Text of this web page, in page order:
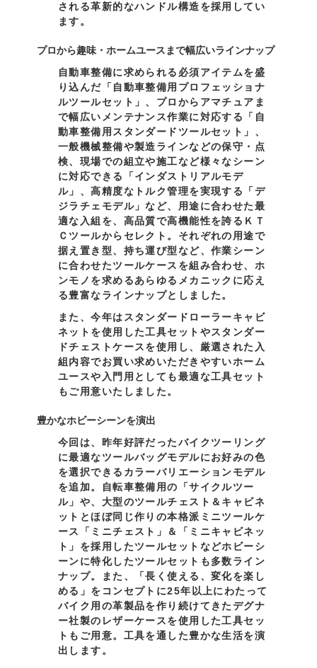
される革新的なハンドル構造を採用してい
ます。
プロから趣味・ホームユースまで幅広いラインナップ
自動車整備に求められる必須アイテムを盛
り込んだ「自動車整備用プロフェッショナ
ルツールセット」、プロからアマチュアま
で幅広いメンテナンス作業に対応する「自
動車整備用スタンダードツールセット」、
一般機械整備や製造ラインなどの保守・点
検、現場での組立や施工など様々なシーン
に対応できる「インダストリアルモデ
ル」、高精度なトルク管理を実現する「デ
ジラチェモデル」など、用途に合わせた最
適な入組を、高品質で高機能性を誇るＫＴ
Ｃツールからセレクト。それぞれの用途で
据え置き型、持ち運び型など、作業シーン
に合わせたツールケースを組み合わせ、ホ
ンモノを求めるあらゆるメカニックに応え
る豊富なラインナップとしました。
また、今年はスタンダードローラーキャビ
ネットを使用した工具セットやスタンダー
ドチェストケースを使用し、厳選された入
組内容でお買い求めいただきやすいホーム
ユースや入門用としても最適な工具セット
もご用意いたしました。
豊かなホビーシーンを演出
今回は、昨年好評だったバイクツーリング
に最適なツールバッグモデルにお好みの色
を選択できるカラーバリエーションモデル
を追加。自転車整備用の「サイクルツー
ル」や、大型のツールチェスト＆キャビネ
ットとほぼ同じ作りの本格派ミニツールケ
ース「ミニチェスト」＆「ミニキャビネッ
ト」を採用したツールセットなどホビーシ
ーンに特化したツールセットも多数ライン
ナップ。また、「長く使える、変化を楽し
める」をコンセプトに25年以上にわたって
バイク用の革製品を作り続けてきたデグナ
ー社製のレザーケースを使用した工具セッ
トもご用意。工具を通した豊かな生活を演
出します。